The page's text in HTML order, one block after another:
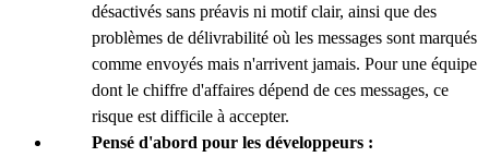
désactivés sans préavis ni motif clair, ainsi que des
problèmes de délivrabilité où les messages sont marqués
comme envoyés mais n'arrivent jamais. Pour une équipe
dont le chiffre d'affaires dépend de ces messages, ce
risque est difficile à accepter.
Pensé d'abord pour les développeurs :